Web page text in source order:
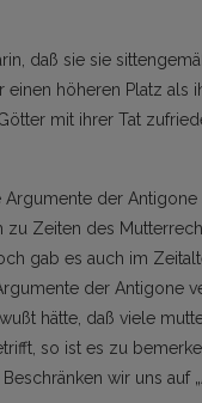
daß sie sie
höheren Platz als
mit ihrer Tat
der
Zeiten des
gab es auch im
der Antigone
hätte, daß viele
so ist es zu
wir uns auf